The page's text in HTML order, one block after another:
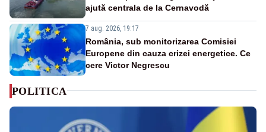
ajută centrala de la Cernavodă
7 aug. 2026, 19:17
România, sub monitorizarea Comisiei
Europene din cauza crizei energetice. Ce
cere Victor Negrescu
POLITICA